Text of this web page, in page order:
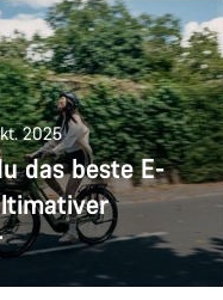
2025
das beste E-